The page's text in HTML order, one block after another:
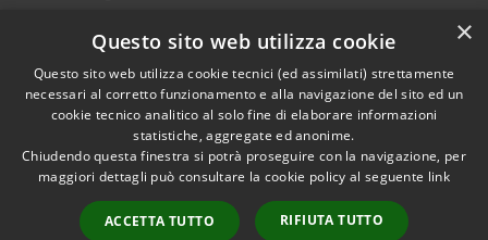
Accessibilità
Privacy
Copyright © 2026 • Comune di
Palestrina • Powered by
Municipium•Accesso
redazione
×
Questo sito web utilizza cookie
Questo sito web utilizza cookie tecnici (ed assimilati) strettamente
necessari al corretto funzionamento e alla navigazione del sito ed un
cookie tecnico analitico al solo fine di elaborare informazioni
statistiche, aggregate ed anonime.
Chiudendo questa finestra si potrà proseguire con la navigazione, per
maggiori dettagli può consultare la cookie policy al seguente link
ACCETTA TUTTO RIFIUTA TUTTO